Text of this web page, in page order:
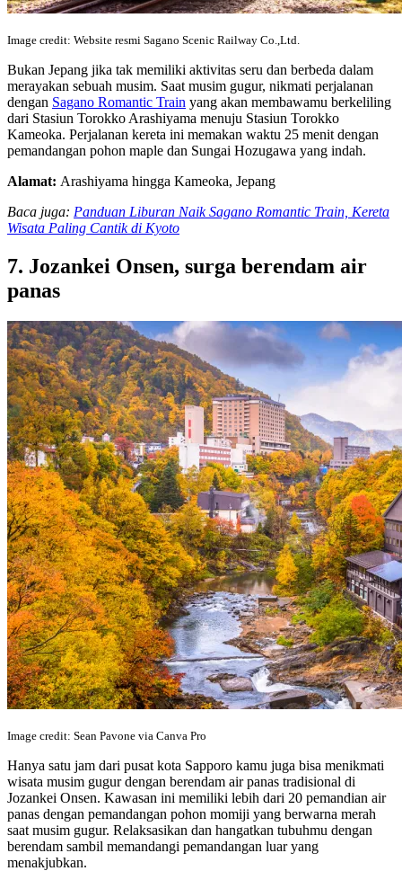
Image credit: Website resmi Sagano Scenic Railway Co.,Ltd.
Bukan Jepang jika tak memiliki aktivitas seru dan berbeda dalam
merayakan sebuah musim. Saat musim gugur, nikmati perjalanan
dengan Sagano Romantic Train yang akan membawamu berkeliling
dari Stasiun Torokko Arashiyama menuju Stasiun Torokko
Kameoka. Perjalanan kereta ini memakan waktu 25 menit dengan
pemandangan pohon maple dan Sungai Hozugawa yang indah.
Alamat: Arashiyama hingga Kameoka, Jepang
Baca juga: Panduan Liburan Naik Sagano Romantic Train, Kereta
Wisata Paling Cantik di Kyoto
7. Jozankei Onsen, surga berendam air
panas
Image credit: Sean Pavone via Canva Pro
Hanya satu jam dari pusat kota Sapporo kamu juga bisa menikmati
wisata musim gugur dengan berendam air panas tradisional di
Jozankei Onsen. Kawasan ini memiliki lebih dari 20 pemandian air
panas dengan pemandangan pohon momiji yang berwarna merah
saat musim gugur. Relaksasikan dan hangatkan tubuhmu dengan
berendam sambil memandangi pemandangan luar yang
menakjubkan.